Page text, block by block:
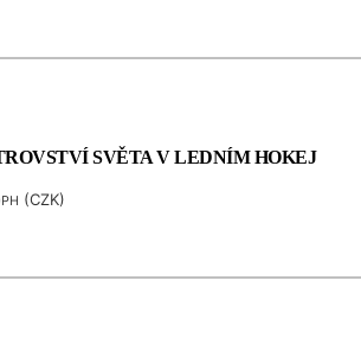
SVĚTA V LEDNÍM HOKEJ
(CZK)